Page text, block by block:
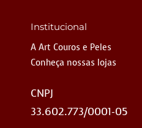
Institucional
A Art Couros e Peles
Conheça nossas lojas
CNPJ
33.602.773/0001-05